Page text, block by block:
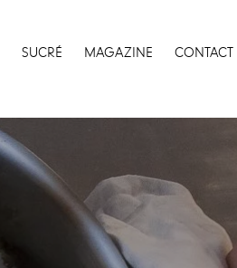
SUCRÉ MAGAZINE CONTACT